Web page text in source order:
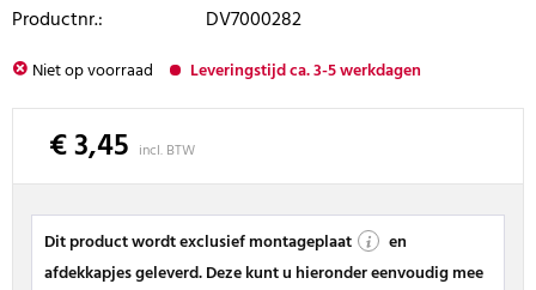
Productnr.:
DV7000282
Niet op voorraad Leveringstijd ca. 3-5 werkdagen
€ 3,45 incl. BTW
Dit product wordt exclusief montageplaat
en
afdekkapjes geleverd. Deze kunt u hieronder eenvoudig mee